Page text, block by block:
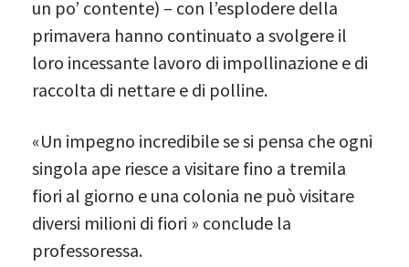
un po’ contente) – con l’esplodere della
primavera hanno continuato a svolgere il
loro incessante lavoro di impollinazione e di
raccolta di nettare e di polline.
«Un impegno incredibile se si pensa che ogni
singola ape riesce a visitare fino a tremila
fiori al giorno e una colonia ne può visitare
diversi milioni di fiori » conclude la
professoressa.